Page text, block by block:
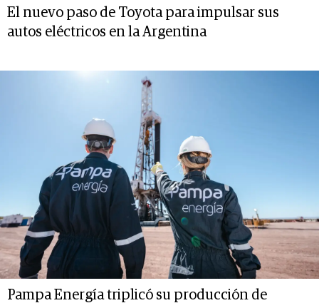
El nuevo paso de Toyota para impulsar sus
autos eléctricos en la Argentina
Pampa Energía triplicó su producción de